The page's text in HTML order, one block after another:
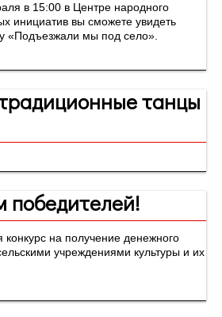
в 15:00 в Центре народного
инициатив вы сможете увидеть
«Подъезжали мы под село».
танцы
победителей!
на получение денежного
учреждениями культуры и их